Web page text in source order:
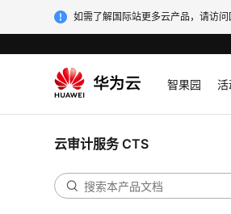
如需了解国际站更多云产品，请访问
智果园 活
云审计服务 CTS